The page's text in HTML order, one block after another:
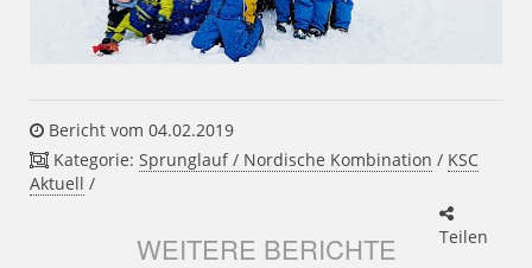
Bericht vom 04.02.2019
Kategorie: Sprunglauf / Nordische Kombination / KSC
Aktuell /
Teilen
WEITERE BERICHTE